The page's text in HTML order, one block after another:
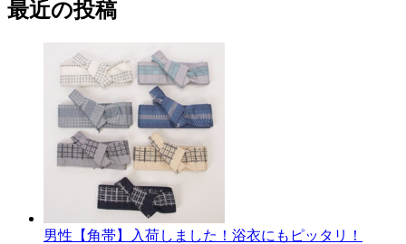
カ
イ
最近の投稿
男性【角帯】入荷しました！浴衣にもピッタリ！